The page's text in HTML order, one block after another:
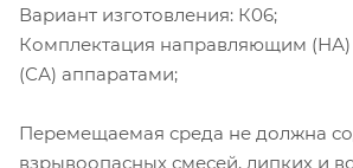
Вариант изготовления: К06;
Комплектация направляющим
(СА) аппаратами;
Перемещаемая среда не должна
взрывоопасных смесей, липких и